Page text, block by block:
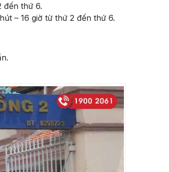
đến thứ 6.
– 16 giờ từ thứ 2 đến thứ 6.